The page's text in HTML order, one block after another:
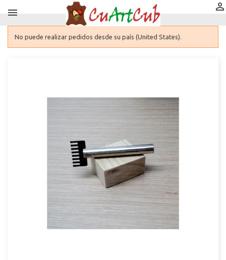
 
No puede realizar pedidos desde su país (United States).